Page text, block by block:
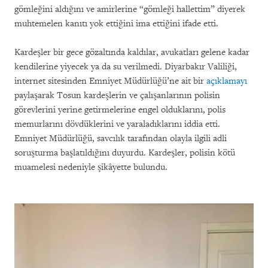
gömleğini aldığını ve amirlerine “gömleği hallettim” diyerek
muhtemelen kanıtı yok ettiğini ima ettiğini ifade etti.
Kardeşler bir gece gözaltında kaldılar, avukatları gelene kadar
kendilerine yiyecek ya da su verilmedi. Diyarbakır Valiliği,
internet sitesinden Emniyet Müdürlüğü’ne ait bir açıklamayı
paylaşarak Tosun kardeşlerin ve çalışanlarının polisin
görevlerini yerine getirmelerine engel olduklarını, polis
memurlarını dövdüklerini ve yaraladıklarını iddia etti.
Emniyet Müdürlüğü, savcılık tarafından olayla ilgili adli
soruşturma başlatıldığını duyurdu. Kardeşler, polisin kötü
muamelesi nedeniyle şikâyette bulundu.